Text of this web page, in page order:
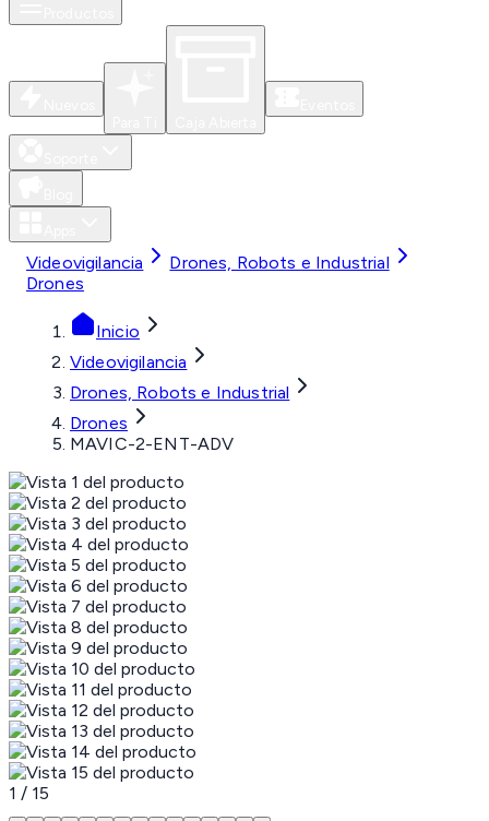
Videovigilancia
Drones, Robots e Industrial
Drones
Inicio
Videovigilancia
Drones, Robots e Industrial
Drones
MAVIC-2-ENT-ADV
1 / 15